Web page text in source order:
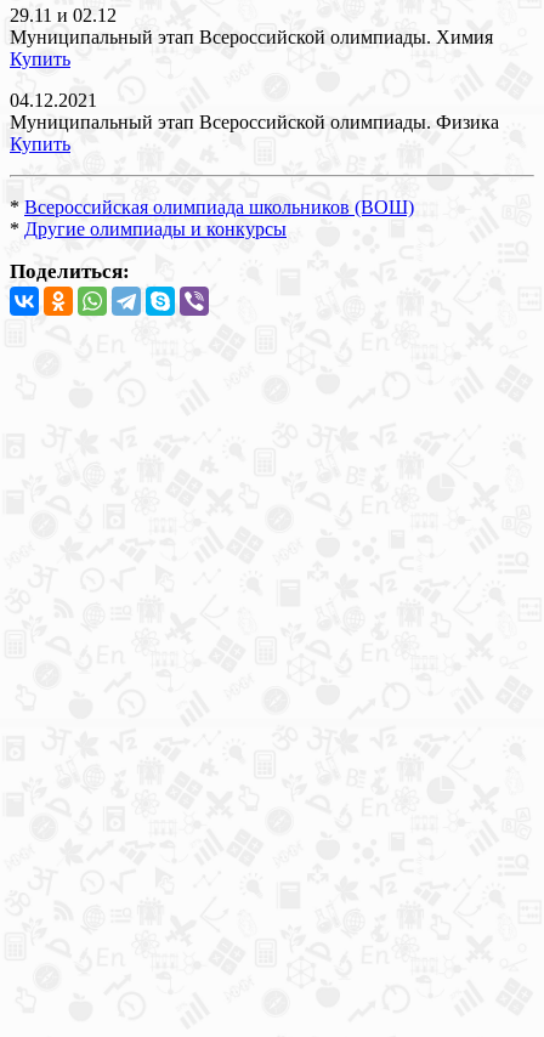
29.11 и 02.12
Муниципальный этап Всероссийской олимпиады. Химия
Купить
04.12.2021
Муниципальный этап Всероссийской олимпиады. Физика
Купить
* Всероссийская олимпиада школьников (ВОШ)
* Другие олимпиады и конкурсы
Поделиться: